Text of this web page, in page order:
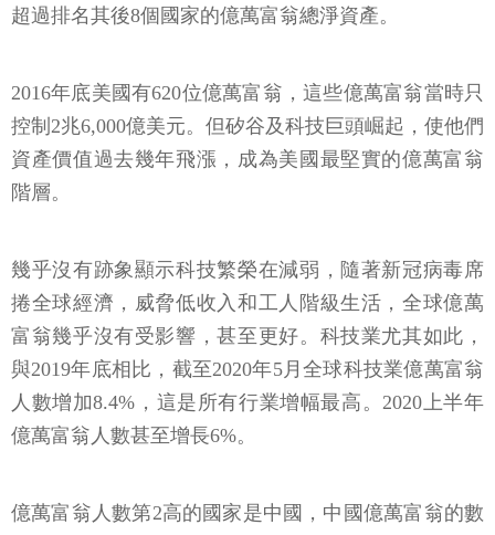
超過排名其後8個國家的億萬富翁總淨資產。
2016年底美國有620位億萬富翁，這些億萬富翁當時只
控制2兆6,000億美元。但矽谷及科技巨頭崛起，使他們
資產價值過去幾年飛漲，成為美國最堅實的億萬富翁
階層。
幾乎沒有跡象顯示科技繁榮在減弱，隨著新冠病毒席
捲全球經濟，威脅低收入和工人階級生活，全球億萬
富翁幾乎沒有受影響，甚至更好。科技業尤其如此，
與2019年底相比，截至2020年5月全球科技業億萬富翁
人數增加8.4%，這是所有行業增幅最高。2020上半年
億萬富翁人數甚至增長6%。
億萬富翁人數第2高的國家是中國，中國億萬富翁的數